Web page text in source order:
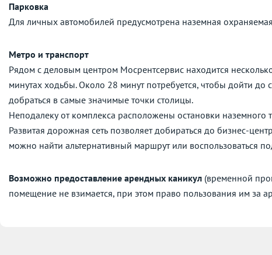
Парковка
Для личных автомобилей предусмотрена наземная
Метро и транспорт
Рядом с деловым центром Мосрентсервис находится
минутах ходьбы. Около 28 минут потребуется, чтобы дойти
добраться в самые значимые точки столицы.
Неподалеку от комплекса расположены остановки наземного
Развитая дорожная сеть позволяет добираться до бизнес-
можно найти альтернативный маршрут или воспользоваться
Возможно предоставление арендных каникул (временной
помещение не взимается, при этом право пользования им за